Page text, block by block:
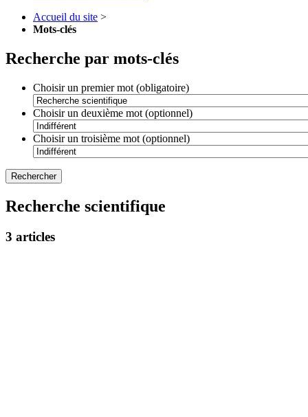
Accueil du site >
Mots-clés
Recherche par mots-clés
Choisir un premier mot (obligatoire)
Choisir un deuxième mot (optionnel)
Choisir un troisième mot (optionnel)
Recherche scientifique
3 articles